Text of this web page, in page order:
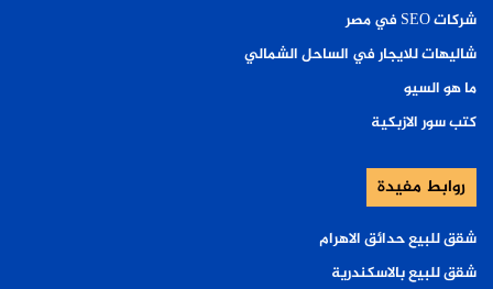
شركات SEO في مصر
شاليهات للايجار في الساحل الشمالي
ما هو السيو
كتب سور الازبكية
روابط مفيدة
شقق للبيع حدائق الاهرام
شقق للبيع بالاسكندرية